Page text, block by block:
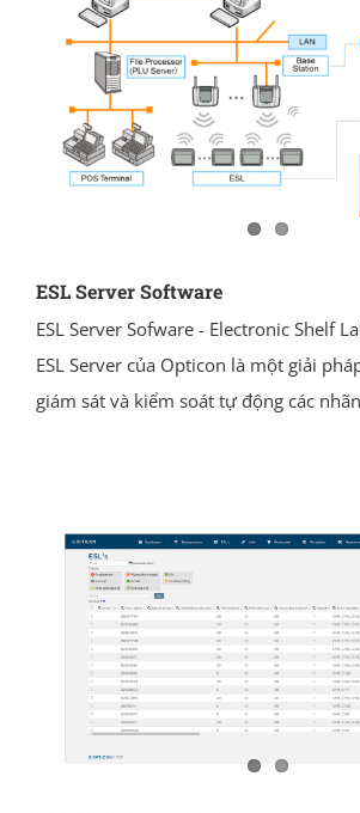
ESL Server Software
ESL Server Sofware - Electronic Shelf
ESL Server của Opticon là một giải
giám sát và kiểm soát tự động các